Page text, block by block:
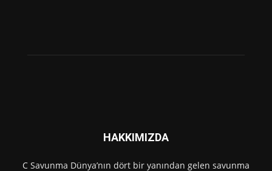
HAKKIMIZDA
C Savunma Dünya’nın dört bir yanından gelen savunma